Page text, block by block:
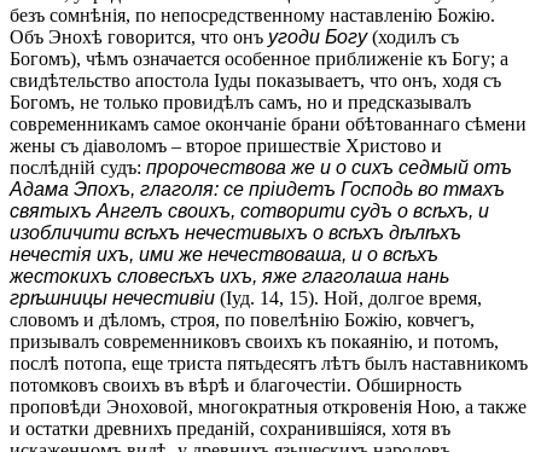
безъ сомнѣнія, по непосредственному наставленію Божію.
Объ Энохѣ говорится, что онъ угоди Богу(ходилъ съ
Богомъ), чѣмъ означается особенное приближеніе къ Богу; а
свидѣтельство апостола Іуды показываетъ, что онъ, ходя съ
Богомъ, не только провидѣлъ самъ, но и предсказывалъ
современникамъ самое окончаніе брани обѣтованнаго сѣмени
жены съ діаволомъ – второе пришествіе Христово и
послѣдній судъ: пророчествова же и о сихъ седмый отъ
Адама Эпохъ, глаголя: се пріидетъ Господь во тмахъ
святыхъ Ангелъ своихъ, сотворити судъ о всѣхъ, и
изобличити всѣхъ нечестивыхъ о всѣхъ дѣлѣхъ
нечестія ихъ, ими же нечествоваша, и о всѣхъ
жестокихъ словесѣхъ ихъ, яже глаголаша нань
грѣшницы нечестивіи (Іуд. 14, 15). Ной, долгое время,
словомъ и дѣломъ, строя, по повелѣнію Божію, ковчегъ,
призывалъ современниковъ своихъ къ покаянію, и потомъ,
послѣ потопа, еще триста пятьдесятъ лѣтъ былъ наставникомъ
потомковъ своихъ въ вѣрѣ и благочестіи. Обширность
проповѣди Эноховой, многократныя откровенія Ною, а также
и остатки древнихъ преданій, сохранившіяся, хотя въ